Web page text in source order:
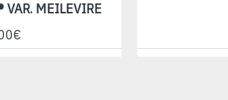
VAR. MEILEVIRE